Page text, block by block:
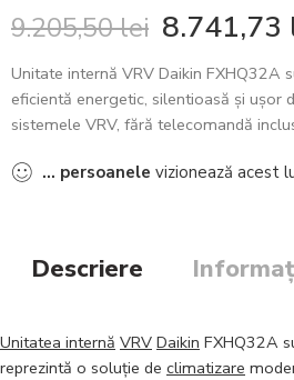
9.205,50lei 8.741,73
Unitate internă VRV Daikin FXHQ32A
eficientă energetic, silentioasă și ușor
sistemele VRV, fără telecomandă
... persoanele vizionează acest
Descriere
Unitatea internă VRV Daikin FXHQ32A
reprezintă o soluție de climatizare